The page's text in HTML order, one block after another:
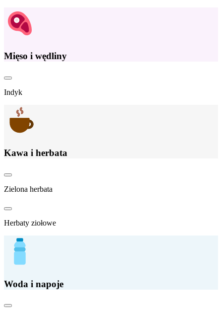
Mięso i wędliny
Indyk
Kawa i herbata
Zielona herbata
Herbaty ziołowe
Woda i napoje